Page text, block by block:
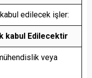
edilecek işler:
kabul Edilecektir
veya